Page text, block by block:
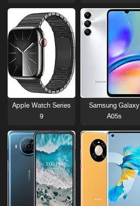
Samsung Galaxy
A05s
Apple Watch Series
9